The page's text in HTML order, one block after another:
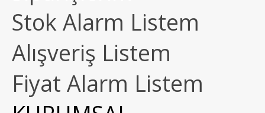
Stok Alarm Listem
Alışveriş Listem
Fiyat Alarm Listem